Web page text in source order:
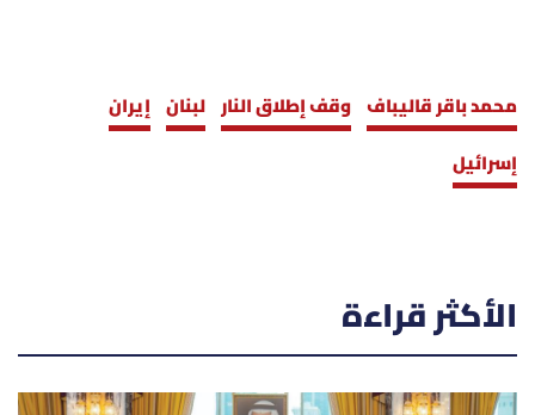
محمد باقر قاليباف وقف إطلاق النار لبنان إيران
إسرائيل
الأكثر قراءة